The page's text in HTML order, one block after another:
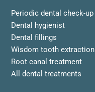
Periodic dental check-up
Dental hygienist
Dental fillings
Wisdom tooth extraction
Root canal treatment
All dental treatments